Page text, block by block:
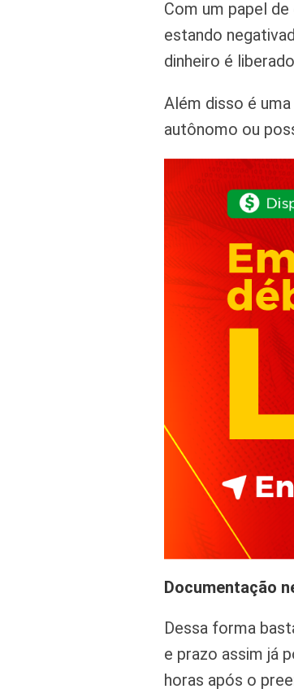
Com um papel
estando
dinheiro é
Além disso é
autônomo ou
Documentação
Dessa forma
e prazo assim já
horas após o